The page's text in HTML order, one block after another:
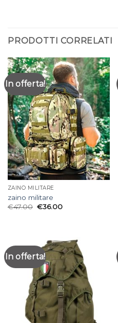
PRODOTTI CORRELATI
In offerta!
ZAINO MILITARE
zaino militare
€47.00 €36.00
In offerta!